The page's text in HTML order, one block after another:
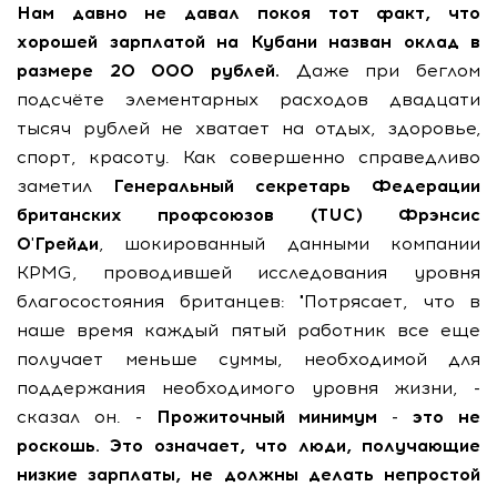
Нам давно не давал покоя тот факт, что
хорошей зарплатой на Кубани назван оклад в
размере 20 000 рублей. Даже при беглом
подсчёте элементарных расходов двадцати
тысяч рублей не хватает на отдых, здоровье,
спорт, красоту. Как совершенно справедливо
заметил
Генеральный секретарь Федерации
британских профсоюзов (TUC) Фрэнсис
О'Грейди, шокированный данными компании
KPMG, проводившей исследования уровня
благосостояния британцев: "Потрясает, что в
наше время каждый пятый работник все еще
получает меньше суммы, необходимой для
поддержания необходимого уровня жизни, -
сказал он. -
Прожиточный минимум - это не
роскошь. Это означает, что люди, получающие
низкие зарплаты, не должны делать непростой